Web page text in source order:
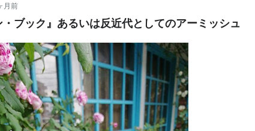
月前
ブック』あるいは反近代としてのアーミッシュ